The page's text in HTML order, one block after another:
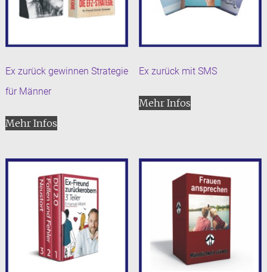
Ex zurück gewinnen Strategie
für Männer
Mehr Infos
Ex zurück mit SMS
Mehr Infos